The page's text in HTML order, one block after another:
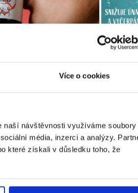
Více o cookies
naší návštěvnosti využíváme soubory
média, inzerci a analýzy.
které získali v důsledku toho, že